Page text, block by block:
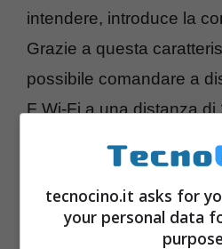
intendere, introduce la
Grazie a questa
possibile comandare a
F Wi-Fi a una distanza
smartphone o un tablet
scaricando
F WI-FI”. Oltre alla
all’acqua, la scatola di
tecnocino.it asks for
your personal data